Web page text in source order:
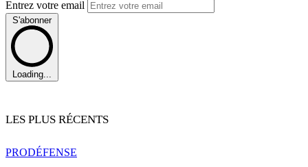
Entrez votre email
S'abonner
Loading...
LES PLUS RÉCENTS
PRODÉFENSE